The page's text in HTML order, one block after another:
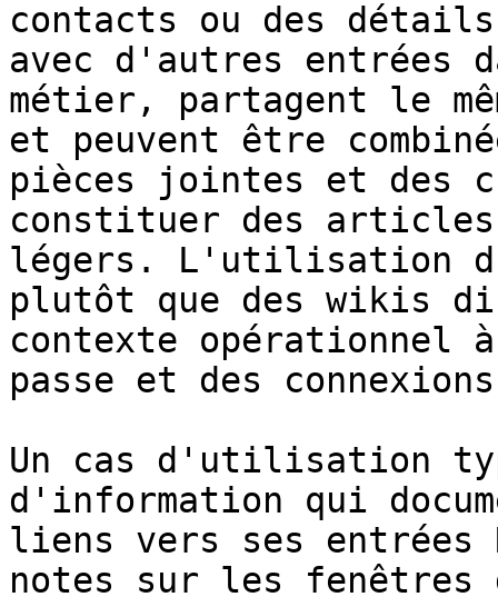
contacts ou des
avec d'autres entrées
métier, partagent le
et peuvent être
pièces jointes et des
constituer des articles
légers. L'utilisation
plutôt que des wikis
contexte opérationnel
passe et des
Un cas d'utilisation
d'information qui
liens vers ses entrées
notes sur les fenêtres